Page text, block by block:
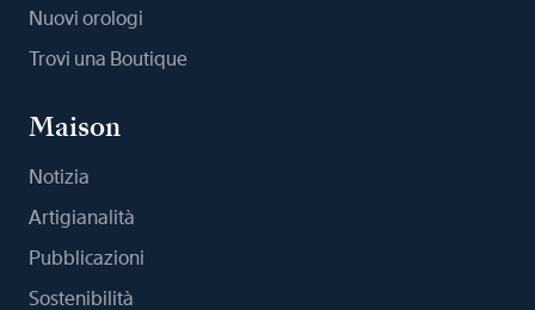
Nuovi orologi
Trovi una Boutique
Maison
Notizia
Artigianalità
Pubblicazioni
Sostenibilità